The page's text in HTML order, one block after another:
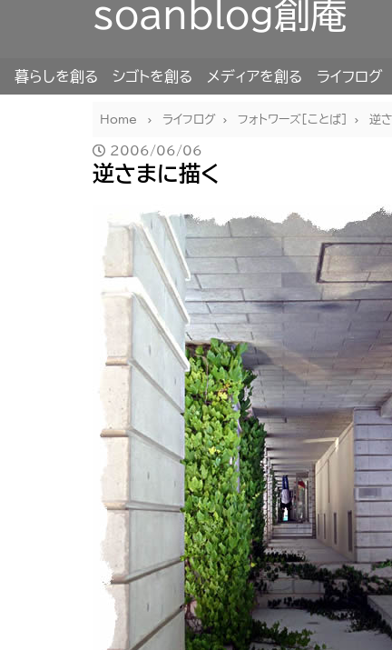
soanblog創庵
暮らしを創る シゴトを創る メディアを創る ライフログ
Home ライフログ フォトワーズ[ことば] 逆
2006/06/06
逆さまに描く